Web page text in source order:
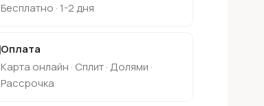
Бесплатно · 1-2 дня
Оплата
Карта онлайн · Сплит · Долями ·
Рассрочка